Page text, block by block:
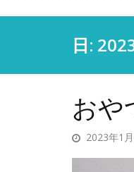
日:
おや
2023年1